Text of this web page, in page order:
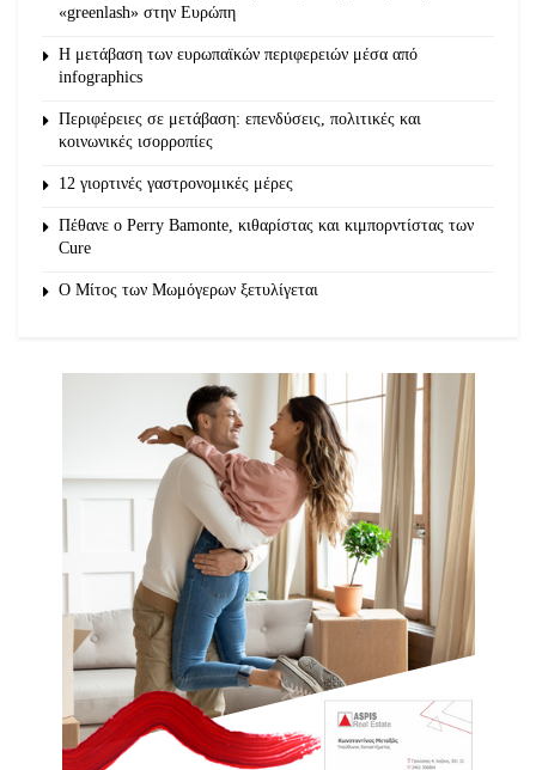
«greenlash» στην Ευρώπη
Η μετάβαση των ευρωπαϊκών περιφερειών μέσα από
infographics
Περιφέρειες σε μετάβαση: επενδύσεις, πολιτικές και
κοινωνικές ισορροπίες
12 γιορτινές γαστρονομικές μέρες
Πέθανε ο Perry Bamonte, κιθαρίστας και κιμπορντίστας των
Cure
O Μίτος των Μωμόγερων ξετυλίγεται